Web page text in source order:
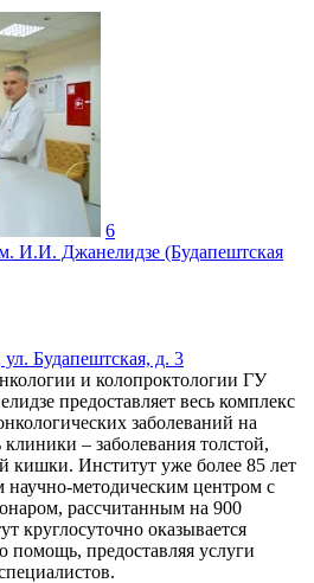
6
Джанелидзе (Будапештская
Будапештская, д. 3
и колопроктологии ГУ
предоставляет весь комплекс
заболеваний на
– заболевания толстой,
кишки. Институт уже более 85 лет
научно-методическим центром с
рассчитанным на 900
круглосуточно оказывается
предоставляя услуги